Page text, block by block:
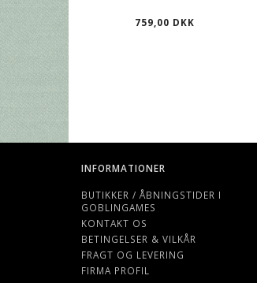
759,00 DKK
INFORMATIONER
BUTIKKER / ÅBNINGSTIDER I
GOBLINGAMES
KONTAKT OS
BETINGELSER & VILKÅR
FRAGT OG LEVERING
FIRMA PROFIL